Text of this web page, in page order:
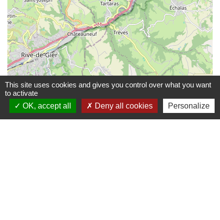
© OpenStreetMap
This site uses cookies and gives you control over what you want
to activate
OK, accept all
Deny all cookies Personalize